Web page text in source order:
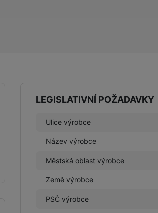
LEGISLATIVNÍ POŽADAVKY
Ulice výrobce
Název výrobce
Městská oblast výrobce
Země výrobce
PSČ výrobce